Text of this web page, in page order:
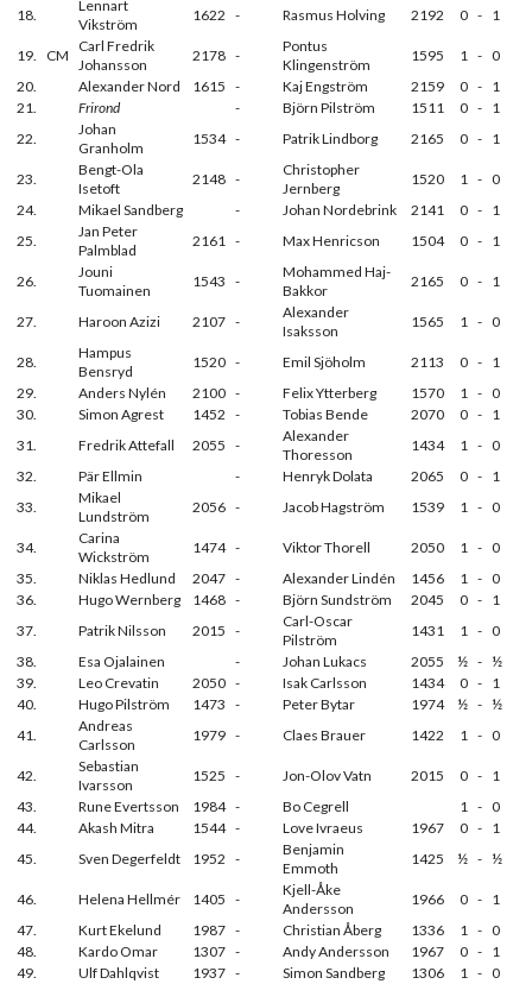
18.
Lennart
Vikström
1622 - Rasmus Holving 2192 0 - 1
19. CM
Carl Fredrik
Johansson
2178 -
Pontus
Klingenström
1595 1 - 0
20.
Alexander Nord 1615 - Kaj Engström 2159 0 - 1
21.
Frirond - Björn Pilström 1511 0 - 1
22.
Johan
Granholm
1534 - Patrik Lindborg 2165 0 - 1
23.
Bengt-Ola
Isetoft
2148 -
Christopher
Jernberg
1520 1 - 0
24.
Mikael Sandberg - Johan Nordebrink 2141 0 - 1
25.
Jan Peter
Palmblad
2161 - Max Henricson 1504 0 - 1
26.
Jouni
Tuomainen
1543 -
Mohammed Haj-
Bakkor
2165 0 - 1
27. Haroon Azizi 2107 -
Alexander
Isaksson
1565 1 - 0
28.
Hampus
Bensryd
1520 - Emil Sjöholm 2113 0 - 1
29.
Anders Nylén 2100 - Felix Ytterberg 1570 1 - 0
30.
Simon Agrest 1452 - Tobias Bende 2070 0 - 1
31.
Fredrik Attefall 2055 -
Alexander
Thoresson
1434 1 - 0
32.
Pär Ellmin - Henryk Dolata 2065 0 - 1
33.
Mikael
Lundström
2056 - Jacob Hagström 1539 1 - 0
34.
Carina
Wickström
1474 - Viktor Thorell 2050 1 - 0
35.
Niklas Hedlund 2047 - Alexander Lindén 1456 1 - 0
36.
Hugo Wernberg 1468 - Björn Sundström 2045 0 - 1
37.
Patrik Nilsson 2015 -
Carl-Oscar
Pilström
1431 1 - 0
38.
Esa Ojalainen - Johan Lukacs 2055 ½ - ½
39.
Leo Crevatin 2050 - Isak Carlsson 1434 0 - 1
40.
Hugo Pilström 1473 - Peter Bytar 1974 ½ - ½
41.
Andreas
Carlsson
1979 - Claes Brauer 1422 1 - 0
42.
Sebastian
Ivarsson
1525 - Jon-Olov Vatn 2015 0 - 1
43.
Rune Evertsson 1984 - Bo Cegrell 1 - 0
44.
Akash Mitra 1544 - Love Ivraeus 1967 0 - 1
45.
Sven Degerfeldt 1952 -
Benjamin
Emmoth
1425 ½ - ½
46. Helena Hellmér 1405 -
Kjell-Åke
Andersson
1966 0 - 1
47.
Kurt Ekelund 1987 - Christian Åberg 1336 1 - 0
48.
Kardo Omar 1307 - Andy Andersson 1967 0 - 1
49.
Ulf Dahlqvist 1937 - Simon Sandberg 1306 1 - 0